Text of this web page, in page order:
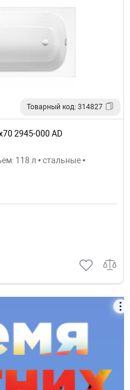
Товарный код: 314827
2945-000 AD
118 л • стальные •